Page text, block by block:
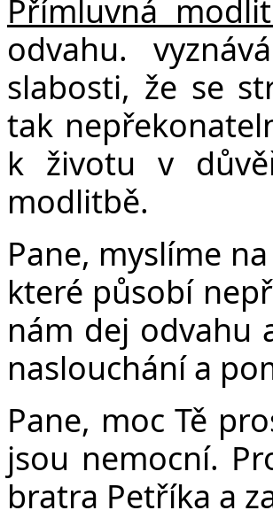
Přímluvná
odvahu.
slabosti, že se
tak
k životu v
modlitbě.
Pane, myslíme
které působí
nám dej odvahu
naslouchání a
Pane, moc Tě
jsou nemocní.
bratra Petříka a